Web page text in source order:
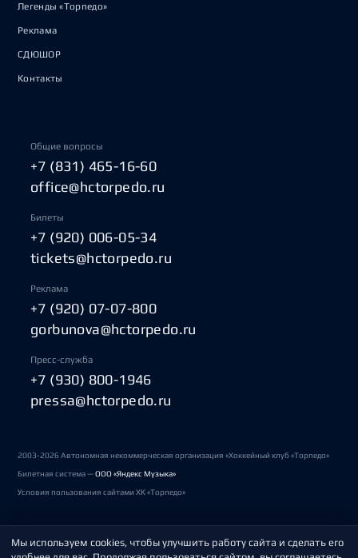
Легенды «Торпедо»
Реклама
СДЮШОР
Контакты
Общие вопросы
+7 (831) 465-16-60
office@hctorpedo.ru
Билеты
+7 (920) 006-05-34
tickets@hctorpedo.ru
Реклама
+7 (920) 07-07-800
gorbunova@hctorpedo.ru
Пресс-служба
+7 (930) 800-1946
pressa@hctorpedo.ru
2003-2026 Автономная некоммерческая организация «Хоккейный клуб «Торпедо»
Билетная система —ООО «Яндекс Музыка»
Условия пользования сайтами ХК «Торпедо»
Политика обработки персональных данных
Мы используем cookies, чтобы улучшить работу сайта и сделать его